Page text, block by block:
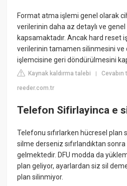
Format atma işlemi genel olarak
verilerinin daha az detaylı ve
kapsamaktadır. Ancak hard reset
verilerinin tamamen silinmesini ve
işlemcisine geri döndürülmesini
Kaynak kaldırma talebi |Cevabın
reeder.com.tr
Telefon Sifirlayinca e
Telefonu sıfırlarken hücresel plan
silme derseniz sıfırlandıktan sonra
gelmektedir. DFU modda da
plan geliyor, ayarlardan siz sil
plan silinmiyor.